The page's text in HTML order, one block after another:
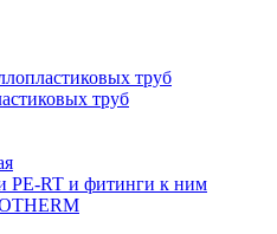
труб
труб
PE-RT и фитинги к ним